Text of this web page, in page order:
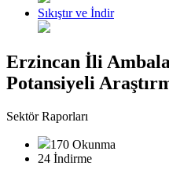
Sıkıştır ve İndir
Erzincan İli
Potansiyeli
Sektör Raporları
170 Okunma
24 İndirme